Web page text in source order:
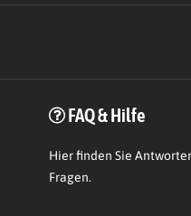
FAQ & Hilfe
Hierfinden Sie
Fragen.